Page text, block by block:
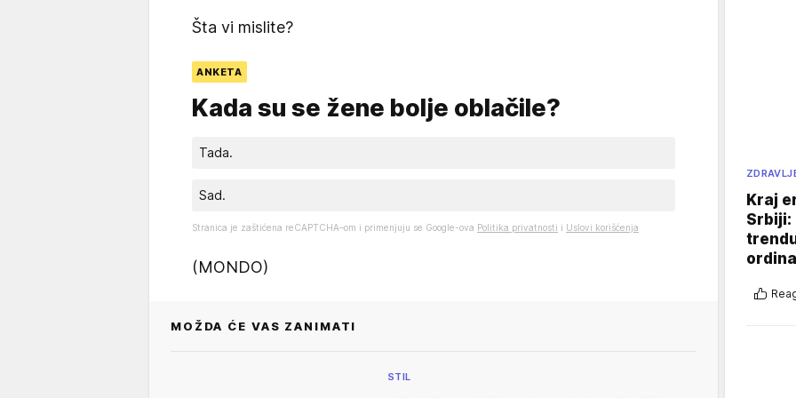
Šta vi mislite?
ANKETA
Kada su se žene bolje oblačile?
Tada.
Sad.
Stranica je zaštićena reCAPTCHA–om i primenjuju se Google-ova Politika privatnosti i Uslovi korišćenja
(MONDO)
MOŽDA ĆE VAS ZANIMATI
STIL
Kraj
Srbiji: